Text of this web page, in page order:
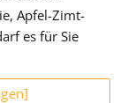
Apfel-Zimt-
es für Sie